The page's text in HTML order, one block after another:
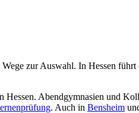
Wege zur Auswahl. In Hessen
Hessen. Abendgymnasien und
. Auch in Bensheim